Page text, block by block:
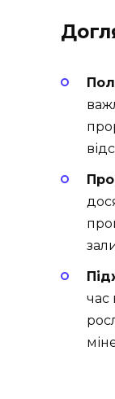
час